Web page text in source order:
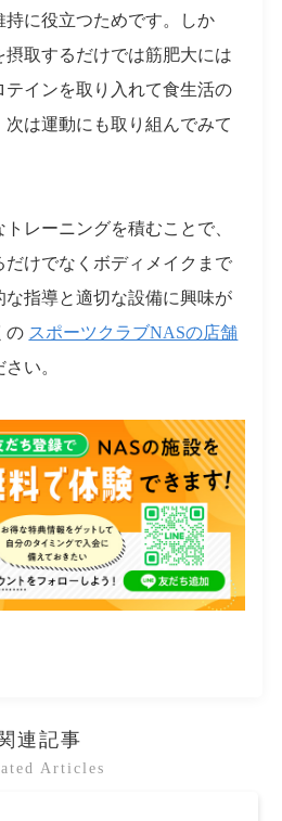
持に役立つためです。しか
摂取するだけでは筋肥大には
インを取り入れて食生活の
は運動にも取り組んでみて
レーニングを積むことで、
けでなくボディメイクまで
指導と適切な設備に興味が
の スポーツクラブNASの店舗
い。
連記事
Articles